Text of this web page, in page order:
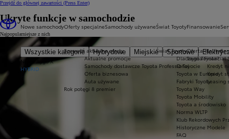
Przejdź do głównej zawartości (Press Enter)
Nowe samochody
Wszystkie kategorie Hybrydowe Miejskie Sportowe
Nowe Aygo X
HYBRID
Oferty specjalne
Sprawdź aktualne oferty
Aktualne promocje
Samochody dostawcze Toyota Professional
Oferta biznesowa
Auta używane
Rok potęgi 8 premier
Samochody używaneŚwiat Toyoty
Świat Toyoty
Dlaczego Toyota?
O Toyocie
Toyota w Europie
Fabryki Toyoty
Toyota Way
Toyota Mobility
Toyota a środowisko
Norma WLTP
Klub Rekordowych
Historyczne Modele
FAQ
Finansowanie
Oferta dla firm
Toyota Financial
Kredyt
Kredyt
Leasing
Ukryte funkcje w samochodzie
Najpopularniejsze z nich